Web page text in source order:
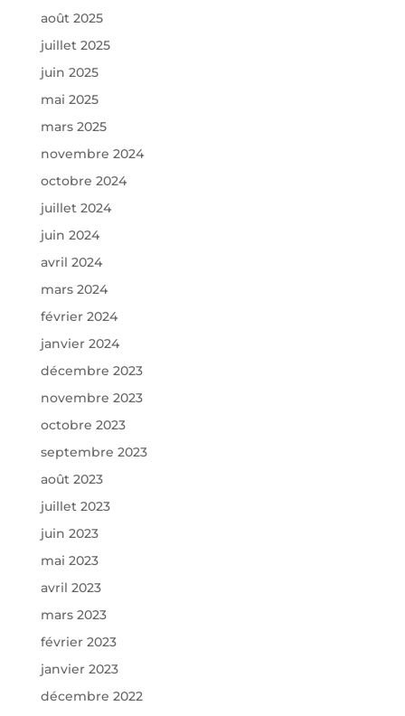
août 2025
juillet 2025
juin 2025
mai 2025
mars 2025
novembre 2024
octobre 2024
juillet 2024
juin 2024
avril 2024
mars 2024
février 2024
janvier 2024
décembre 2023
novembre 2023
octobre 2023
septembre 2023
août 2023
juillet 2023
juin 2023
mai 2023
avril 2023
mars 2023
février 2023
janvier 2023
décembre 2022